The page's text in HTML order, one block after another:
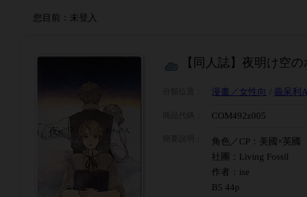
您目前： 未登入
【同人誌】夜明け空
漫畫／女性向 / 義呆利
COM492z005
角色／CP：美國×英國
社團：Living Fossil
作者：ise
B5 44p